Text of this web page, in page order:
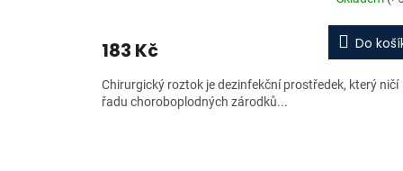
183 Kč Do
Chirurgický roztok je dezinfekční prostředek, který ničí
řadu choroboplodných zárodků...